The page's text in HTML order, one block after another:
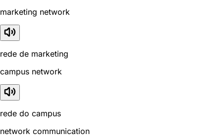
marketing network
rede de marketing
campus network
rede do campus
network communication